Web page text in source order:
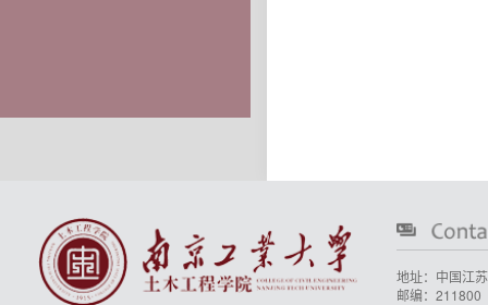
地址：中国江
邮编：